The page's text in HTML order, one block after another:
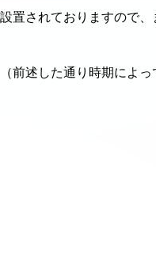
置されておりますので、
前述した通り時期によっ